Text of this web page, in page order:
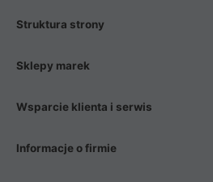
Struktura strony
Sklepy marek
Wsparcie klienta i serwis
Informacje o firmie